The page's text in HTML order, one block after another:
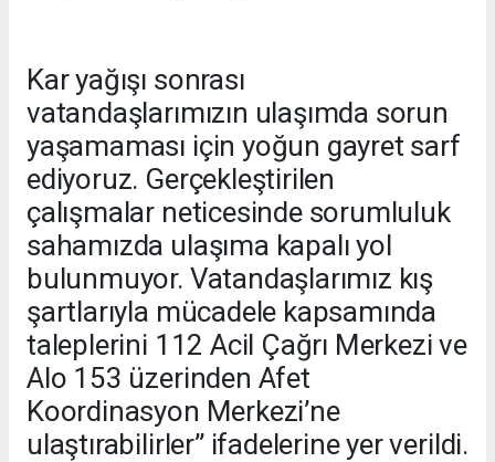
Kar yağışı sonrası
vatandaşlarımızın ulaşımda sorun
yaşamaması için yoğun gayret sarf
ediyoruz. Gerçekleştirilen
çalışmalar neticesinde sorumluluk
sahamızda ulaşıma kapalı yol
bulunmuyor. Vatandaşlarımız kış
şartlarıyla mücadele kapsamında
taleplerini 112 Acil Çağrı Merkezi ve
Alo 153 üzerinden Afet
Koordinasyon Merkezi’ne
ulaştırabilirler” ifadelerine yer verildi.